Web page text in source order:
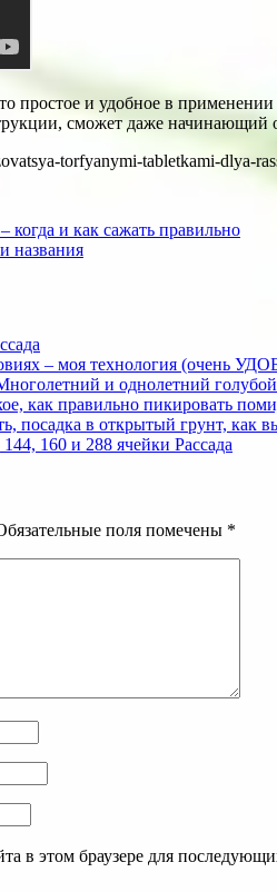
простое и удобное в
сможет даже начинающий
torfyanymi-tabletkami-dlya-
когда и как сажать правильно
названия
– моя технология (очень
и однолетний
как правильно пикировать
посадка в открытый грунт, как
160 и 288 ячейки Рассада
поля помечены *
в этом браузере для